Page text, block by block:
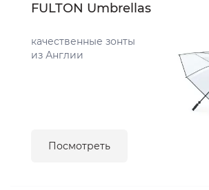
FULTON Umbrellas
качественные зонты
из Англии
Посмотреть